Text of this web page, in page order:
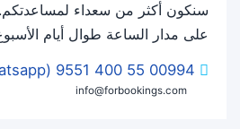
سنكون أكثر من سعداء لمساعدتكم.
على مدار الساعة طوال أيام
info@forbookings.com